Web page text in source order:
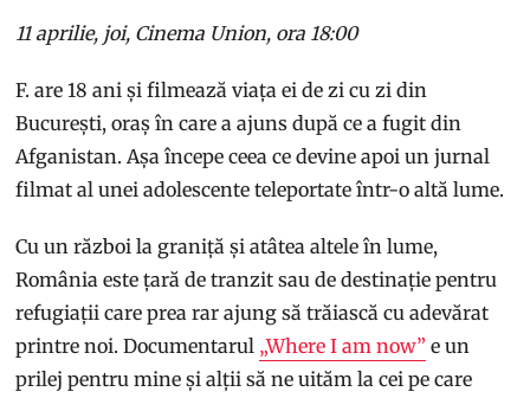
11 aprilie, joi, Cinema Union, ora 18:00
F. are 18 ani și filmează viața ei de zi cu zi din
București, oraș în care a ajuns după ce a fugit din
Afganistan. Așa începe ceea ce devine apoi un jurnal
filmat al unei adolescente teleportate într-o altă lume.
Cu un război la graniță și atâtea altele în lume,
România este țară de tranzit sau de destinație pentru
refugiații care prea rar ajung să trăiască cu adevărat
printre noi. Documentarul „Where I am now” e un
prilej pentru mine și alții să ne uităm la cei pe care